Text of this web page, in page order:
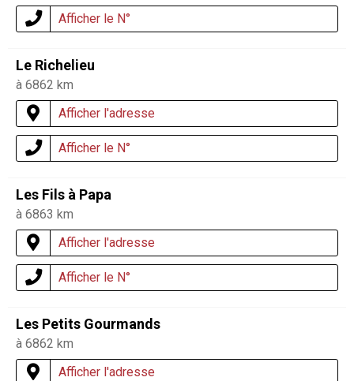
Afficher le N°
Le Richelieu
à 6862 km
Afficher l'adresse
Afficher le N°
Les Fils à Papa
à 6863 km
Afficher l'adresse
Afficher le N°
Les Petits Gourmands
à 6862 km
Afficher l'adresse